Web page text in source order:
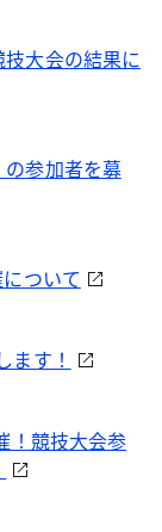
大会の結果に
の参加者を募
ついて
ます！
！競技大会参